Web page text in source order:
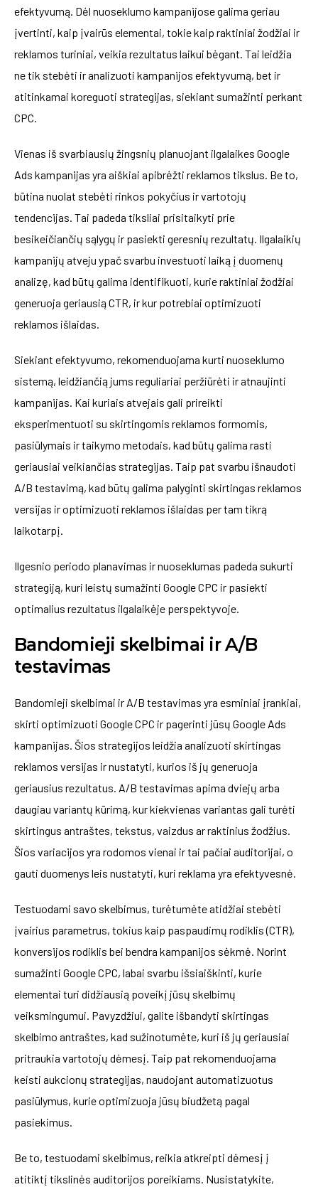
efektyvumą. Dėl nuoseklumo kampanijose galima geriau
įvertinti, kaip įvairūs elementai, tokie kaip raktiniai žodžiai ir
reklamos turiniai, veikia rezultatus laikui bėgant. Tai leidžia
ne tik stebėti ir analizuoti kampanijos efektyvumą, bet ir
atitinkamai koreguoti strategijas, siekiant sumažinti perkant
CPC.
Vienas iš svarbiausių žingsnių planuojant ilgalaikes Google
Ads kampanijas yra aiškiai apibrėžti reklamos tikslus. Be to,
būtina nuolat stebėti rinkos pokyčius ir vartotojų
tendencijas. Tai padeda tiksliai prisitaikyti prie
besikeičiančių sąlygų ir pasiekti geresnių rezultatų. Ilgalaikių
kampanijų atveju ypač svarbu investuoti laiką į duomenų
analizę, kad būtų galima identifikuoti, kurie raktiniai žodžiai
generuoja geriausią CTR, ir kur potrebiai optimizuoti
reklamos išlaidas.
Siekiant efektyvumo, rekomenduojama kurti nuoseklumo
sistemą, leidžiančią jums reguliariai peržiūrėti ir atnaujinti
kampanijas. Kai kuriais atvejais gali prireikti
eksperimentuoti su skirtingomis reklamos formomis,
pasiūlymais ir taikymo metodais, kad būtų galima rasti
geriausiai veikiančias strategijas. Taip pat svarbu išnaudoti
A/B testavimą, kad būtų galima palyginti skirtingas reklamos
versijas ir optimizuoti reklamos išlaidas per tam tikrą
laikotarpį.
Ilgesnio periodo planavimas ir nuoseklumas padeda sukurti
strategiją, kuri leistų sumažinti Google CPC ir pasiekti
optimalius rezultatus ilgalaikėje perspektyvoje.
Bandomieji skelbimai ir A/B
testavimas
Bandomieji skelbimai ir A/B testavimas yra esminiai įrankiai,
skirti optimizuoti Google CPC ir pagerinti jūsų Google Ads
kampanijas. Šios strategijos leidžia analizuoti skirtingas
reklamos versijas ir nustatyti, kurios iš jų generuoja
geriausius rezultatus. A/B testavimas apima dviejų arba
daugiau variantų kūrimą, kur kiekvienas variantas gali turėti
skirtingus antraštes, tekstus, vaizdus ar raktinius žodžius.
Šios variacijos yra rodomos vienai ir tai pačiai auditorijai, o
gauti duomenys leis nustatyti, kuri reklama yra efektyvesnė.
Testuodami savo skelbimus, turėtumėte atidžiai stebėti
įvairius parametrus, tokius kaip paspaudimų rodiklis (CTR),
konversijos rodiklis bei bendra kampanijos sėkmė. Norint
sumažinti Google CPC, labai svarbu išsiaiškinti, kurie
elementai turi didžiausią poveikį jūsų skelbimų
veiksmingumui. Pavyzdžiui, galite išbandyti skirtingas
skelbimo antraštes, kad sužinotumėte, kuri iš jų geriausiai
pritraukia vartotojų dėmesį. Taip pat rekomenduojama
keisti aukcionų strategijas, naudojant automatizuotus
pasiūlymus, kurie optimizuoja jūsų biudžetą pagal
pasiekimus.
Be to, testuodami skelbimus, reikia atkreipti dėmesį į
atitiktį tikslinės auditorijos poreikiams. Nusistatykite,